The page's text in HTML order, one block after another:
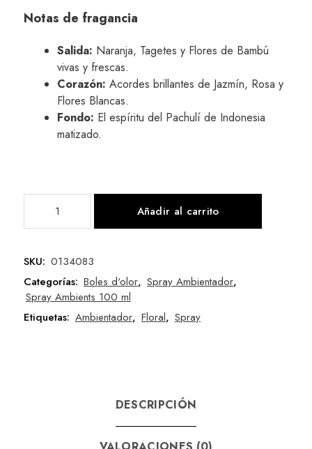
Notas de fragancia
Salida: Naranja, Tagetes y Flores de Bambú
vivas y frescas.
Corazón: Acordes brillantes de Jazmín, Rosa y
Flores Blancas.
Fondo: El espíritu del Pachulí de Indonesia
matizado.
Añadir al carrito
SKU: 0134083
Categorías: Boles d'olor, Spray Ambientador,
Spray Ambients 100 ml
Etiquetas: Ambientador, Floral, Spray
DESCRIPCIÓN